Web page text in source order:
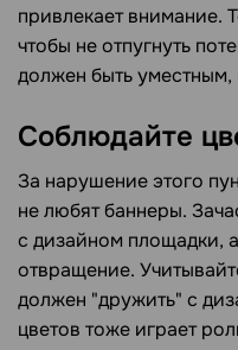
привлекает внимание.
чтобы не отпугнуть
должен быть
Соблюдайте
За нарушение этого
не любят баннеры.
с дизайном площадки,
отвращение.
должен "дружить" с
цветов тоже играет